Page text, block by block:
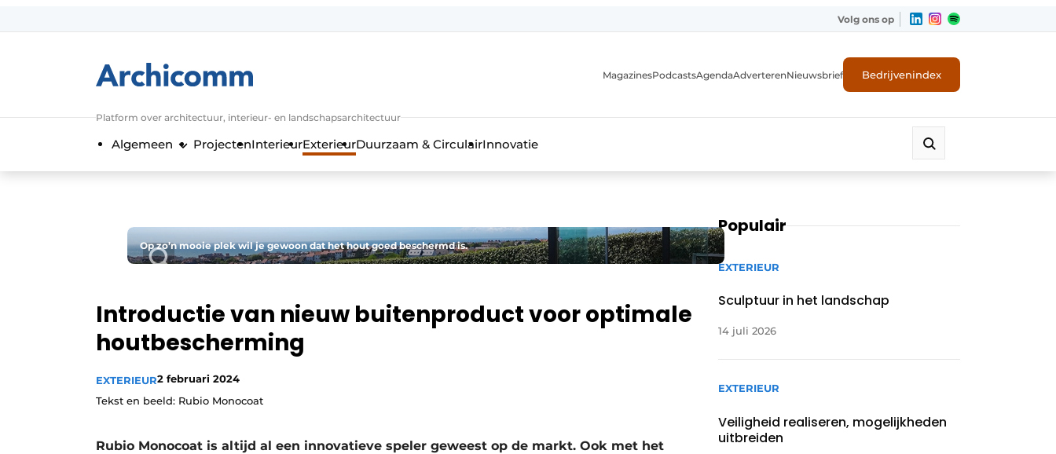
Algemene voorwaarden
Privacy / Cookie statement
Vacature aanmelden
Video’s
Volg ons op
Platform over architectuur, interieur- en landschapsarchitectuur
MagazinesPodcastsAgendaAdverterenNieuwsbrief Bedrijvenindex
Algemeen ProjectenInterieurExterieurDuurzaam & CirculairInnovatie
Op zo’n mooie plek wil je gewoon dat het hout goed beschermd is.
Introductie van nieuw buitenproduct voor optimale
houtbescherming
EXTERIEUR2 februari 2024
Tekst en beeld: Rubio Monocoat
Rubio Monocoat is altijd al een innovatieve speler geweest op de markt. Ook met het
Populair
EXTERIEUR
Sculptuur in het landschap
14 juli 2026
EXTERIEUR
Veiligheid realiseren, mogelijkheden
uitbreiden